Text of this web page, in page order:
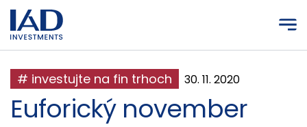
Prejsť na hlavný obsah
# investujte na fin trhoch 30. 11. 2020
Euforický november